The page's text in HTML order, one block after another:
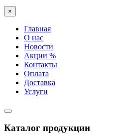
×
Главная
О нас
Новости
Акции %
Контакты
Оплата
Доставка
Услуги
Каталог продукции